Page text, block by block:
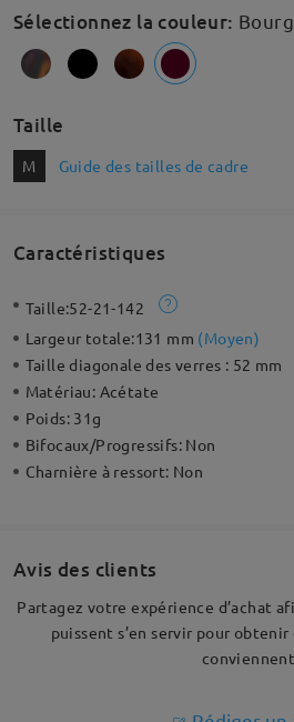
Sélectionnez la couleur:
Taille
M Guide des tailles de cadre
Caractéristiques
Taille:52-21-142
Largeur totale:131 mm (Moyen)
Taille diagonale des verres : 52 mm
Matériau: Acétate
Poids: 31g
Bifocaux/Progressifs: Non
Charnière à ressort: Non
Avis des clients
Partagez votre expérience d’achat
puissent s’en servir pour
conviennent